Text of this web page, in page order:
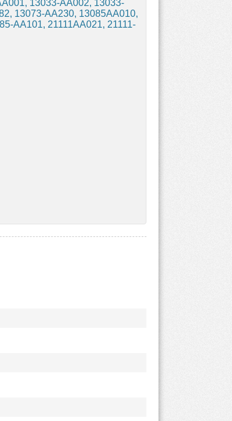
13033-AA002, 13033-
13073-AA230, 13085AA010,
AA101, 21111AA021, 21111-